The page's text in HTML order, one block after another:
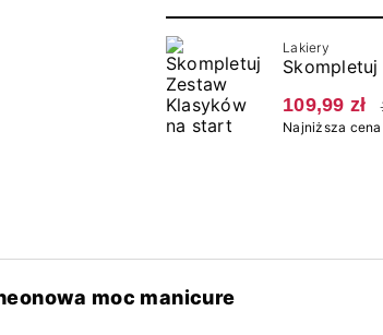
Lakiery
109,99 zł
Najniższa
moc manicure